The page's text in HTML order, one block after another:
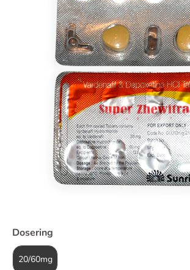
Dosering
20/60mg